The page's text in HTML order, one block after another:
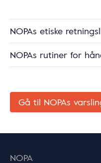
NOPAs etiske
NOPAs rutiner for
Gå til NOPAs
NOPA